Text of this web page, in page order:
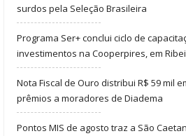
surdos pela Seleção Brasileira
Programa Ser+ conclui ciclo de
investimentos na Cooperpires, em
Nota Fiscal de Ouro distribui R$ 59 mil
prêmios a moradores de Diadema
Pontos MIS de agosto traz a São